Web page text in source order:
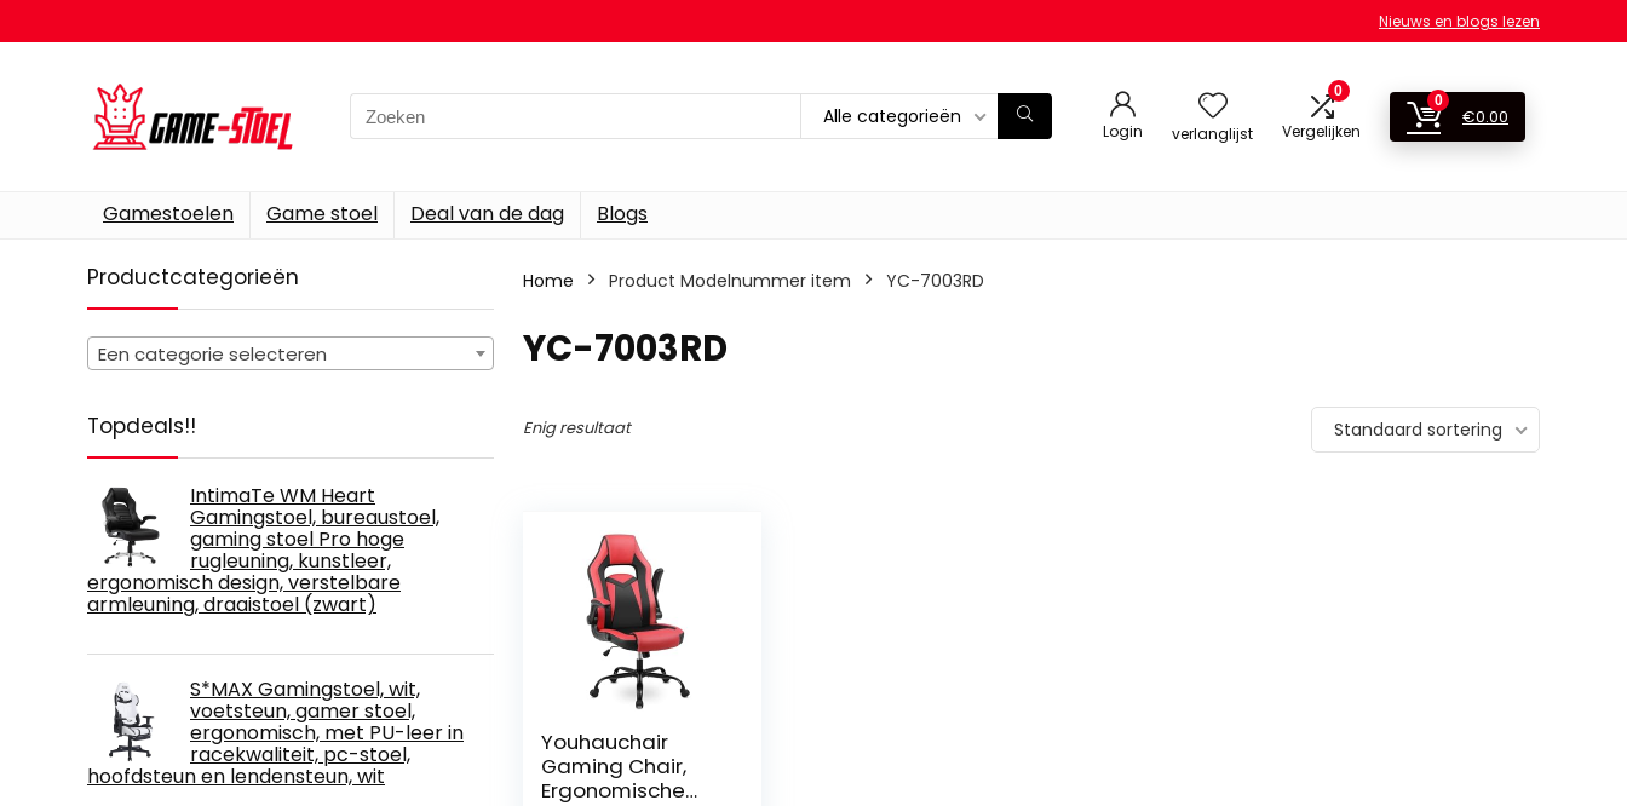
Nieuws en blogs lezen
Search
for:
Alle categorieën
Login verlanglijst
0
Vergelijken
0
€0.00
Gamestoelen Game stoel Deal van de dag Blogs
Productcategorieën
Een categorie selecteren
Topdeals!!
IntimaTe WM Heart
Gamingstoel, bureaustoel,
gaming stoel Pro hoge
rugleuning, kunstleer,
ergonomisch design, verstelbare
armleuning, draaistoel (zwart)
S*MAX Gamingstoel, wit,
voetsteun, gamer stoel,
ergonomisch, met PU-leer in
racekwaliteit, pc-stoel,
hoofdsteun en lendensteun, wit
Home Product Modelnummer item ‎YC-7003RD
‎YC-7003RD
Enig resultaat Standaard sortering
Youhauchair
Gaming Chair,
Ergonomische